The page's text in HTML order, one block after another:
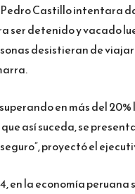
Castillo intentara
ser detenido y vacado
desistieran de
en más del 20%
así suceda, se
proyectó el
en la economía peruana